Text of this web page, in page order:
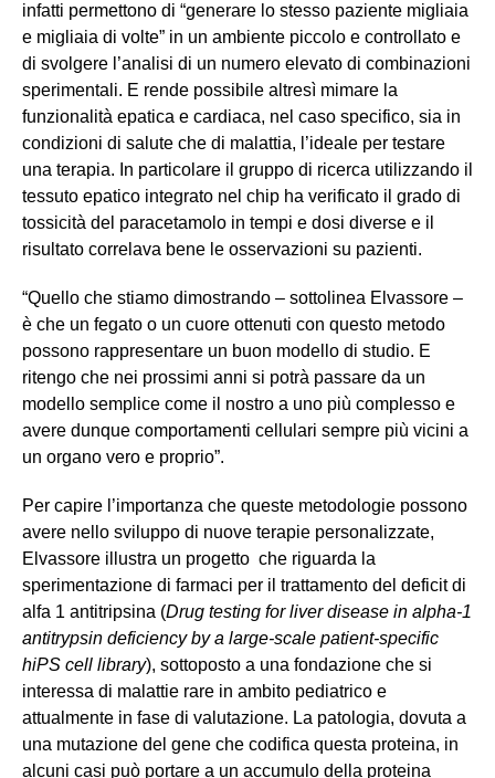
infatti permettono di “generare lo stesso paziente migliaia
e migliaia di volte” in un ambiente piccolo e controllato e
di svolgere l’analisi di un numero elevato di combinazioni
sperimentali. E rende possibile altresì mimare la
funzionalità epatica e cardiaca, nel caso specifico, sia in
condizioni di salute che di malattia, l’ideale per testare
una terapia. In particolare il gruppo di ricerca utilizzando il
tessuto epatico integrato nel chip ha verificato il grado di
tossicità del paracetamolo in tempi e dosi diverse e il
risultato correlava bene le osservazioni su pazienti.
“Quello che stiamo dimostrando – sottolinea Elvassore –
è che un fegato o un cuore ottenuti con questo metodo
possono rappresentare un buon modello di studio. E
ritengo che nei prossimi anni si potrà passare da un
modello semplice come il nostro a uno più complesso e
avere dunque comportamenti cellulari sempre più vicini a
un organo vero e proprio”.
Per capire l’importanza che queste metodologie possono
avere nello sviluppo di nuove terapie personalizzate,
Elvassore illustra un progetto che riguarda la
sperimentazione di farmaci per il trattamento del deficit di
alfa 1 antitripsina (Drug testing for liver disease in alpha-1
antitrypsin deficiency by a large-scale patient-specific
hiPS cell library), sottoposto a una fondazione che si
interessa di malattie rare in ambito pediatrico e
attualmente in fase di valutazione. La patologia, dovuta a
una mutazione del gene che codifica questa proteina, in
alcuni casi può portare a un accumulo della proteina